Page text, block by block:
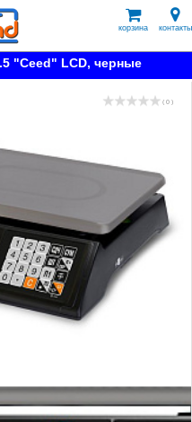
корзина контакты
"Ceed" LCD, черные
( 0 )